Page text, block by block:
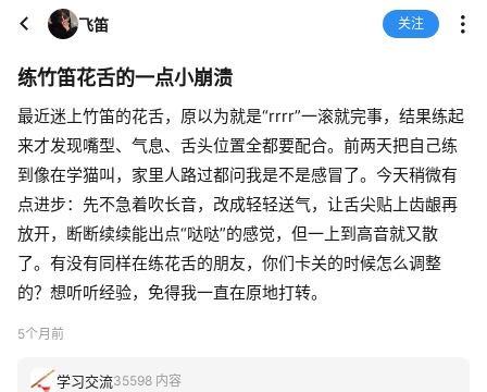
飞笛 关注
练竹笛花舌的一点小崩溃
最近迷上竹笛的花舌，原以为就是“rrrr”一滚就完事，结果练起
来才发现嘴型、气息、舌头位置全都要配合。前两天把自己练
到像在学猫叫，家里人路过都问我是不是感冒了。今天稍微有
点进步：先不急着吹长音，改成轻轻送气，让舌尖贴上齿龈再
放开，断断续续能出点“哒哒”的感觉，但一上到高音就又散
了。有没有同样在练花舌的朋友，你们卡关的时候怎么调整
的？想听听经验，免得我一直在原地打转。
5个月前
学习交流35598 内容